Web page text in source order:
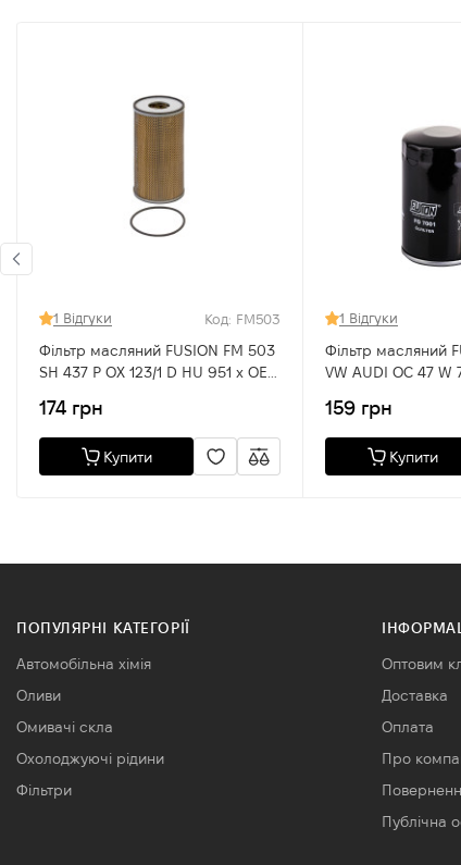
1 Відгуки Код: FM503
Фільтр масляний FUSION FM 503
SH 437 P OX 123/1 D HU 951 x OE
174 грн
Купити
1 Відгуки
Фільтр масляний
VW AUDI OC 47 W 719/5 OP 526/1
159 грн
Купити
ПОПУЛЯРНІ КАТЕГОРІЇ
Автомобільна хімія
Оливи
Омивачі скла
Охолоджуючі рідини
Фільтри
Оптовим
Доставка
Оплата
Про
Публічна